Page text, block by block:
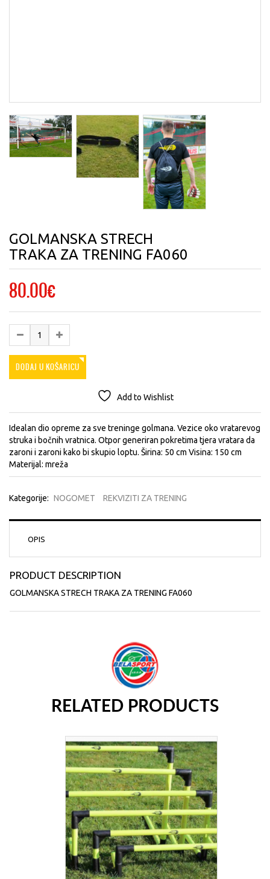
GOLMANSKA STRECH
TRAKA ZA TRENING FA060
80.00€
DODAJ U KOŠARICU
Add to Wishlist
Idealan dio opreme za sve treninge golmana. Vezice oko vratarevog
struka i bočnih vratnica. Otpor generiran pokretima tjera vratara da
zaroni i zaroni kako bi skupio loptu. Širina: 50 cm Visina: 150 cm
Materijal: mreža
Kategorije: NOGOMET REKVIZITI ZA TRENING
OPIS
PRODUCT DESCRIPTION
GOLMANSKA STRECH TRAKA ZA TRENING FA060
RELATED PRODUCTS